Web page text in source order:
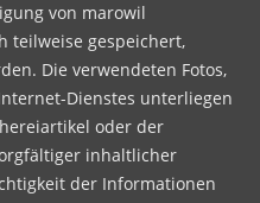
von marowil
teilweise gespeichert,
Die verwendeten Fotos,
Dienstes unterliegen
oder der
inhaltlicher
der Informationen